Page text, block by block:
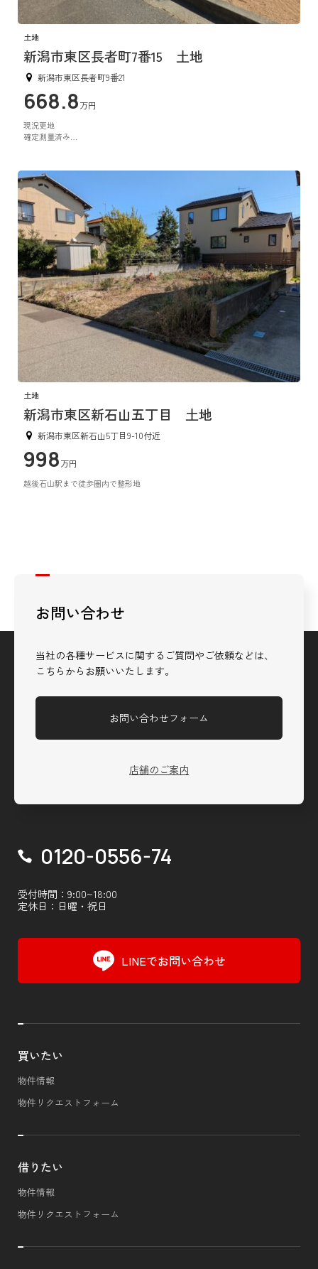
土地
新潟市東区長者町7番15 土地
新潟市東区長者町9番21
668.8万円
現況更地
確定測量済み
土地
新潟市東区新石山五丁目 土地
新潟市東区新石山5丁目9-10付近
998万円
越後石山駅まで徒歩圏内で整形地
お問い合わせ
当社の各種サービスに関するご質問やご依頼などは、
こちらからお願いいたします。
お問い合わせフォーム
店舗のご案内
0120-0556-74
受付時間：9:00~18:00
定休日：日曜・祝日
LINEでお問い合わせ
買いたい
物件情報
物件リクエストフォーム
借りたい
物件情報
物件リクエストフォーム